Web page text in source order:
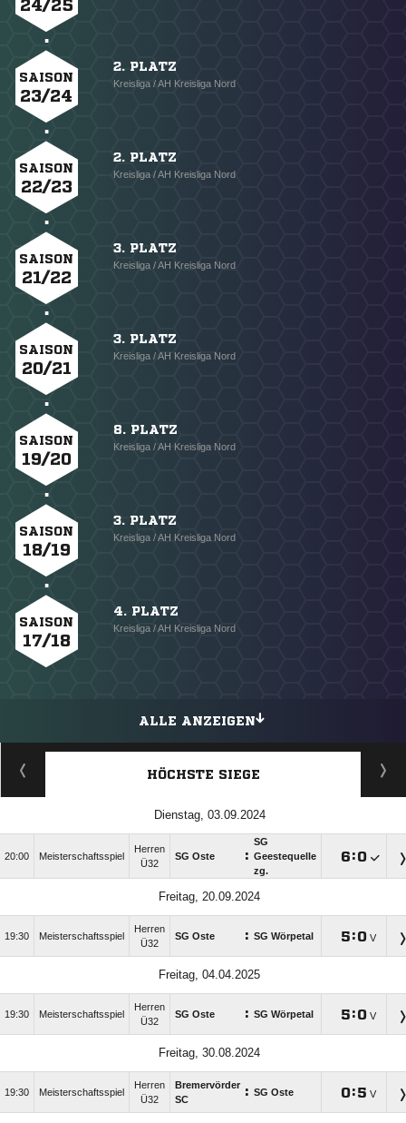
24/25
SAISON
23/24
2. PLATZ
Kreisliga / AH Kreisliga Nord
SAISON
22/23
2. PLATZ
Kreisliga / AH Kreisliga Nord
SAISON
21/22
3. PLATZ
Kreisliga / AH Kreisliga Nord
SAISON
20/21
3. PLATZ
Kreisliga / AH Kreisliga Nord
SAISON
19/20
8. PLATZ
Kreisliga / AH Kreisliga Nord
SAISON
18/19
3. PLATZ
Kreisliga / AH Kreisliga Nord
SAISON
17/18
4. PLATZ
Kreisliga / AH Kreisliga Nord
ALLE ANZEIGEN
HÖCHSTE SIEGE
Dienstag, 03.09.2024
20:00 Meisterschaftsspiel
Herren
Ü32
SG Oste :
SG
Geestequelle
zg.
:
Freitag, 20.09.2024
19:30 Meisterschaftsspiel
Herren
Ü32
SG Oste : SG Wörpetal : V
Freitag, 04.04.2025
19:30 Meisterschaftsspiel
Herren
Ü32
SG Oste : SG Wörpetal : V
Freitag, 30.08.2024
19:30 Meisterschaftsspiel
Herren
Ü32
Bremervörder
SC
: SG Oste : V